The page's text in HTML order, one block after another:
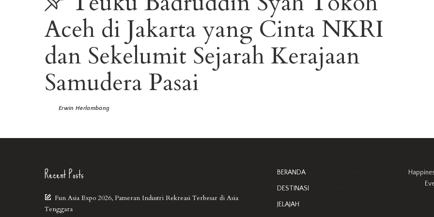
Aceh di Jakarta yang Cinta NKRI
dan Sekelumit Sejarah Kerajaan
Samudera Pasai
Erwin Herlambang
Recent Posts
Fun Asia Expo 2026, Pameran Industri Rekreasi Terbesar di Asia
Tenggara
BERANDA
DESTINASI
JELAJAH